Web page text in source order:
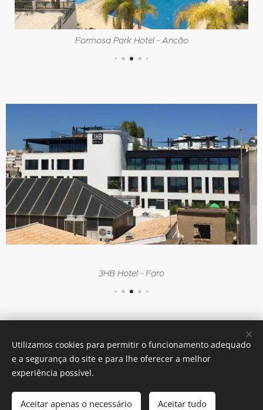
Formosa Park Hotel - Ancão
3HB Hotel - Faro
ebr - ar condicionado lda. dorilia carmona nº1 - r/c dto. 8000-
Utilizamos cookies para permitir o funcionamento adequado
e a segurança do site e para lhe oferecer a melhor
experiência possível.
Aceitar apenas o necessário Aceitar tudo